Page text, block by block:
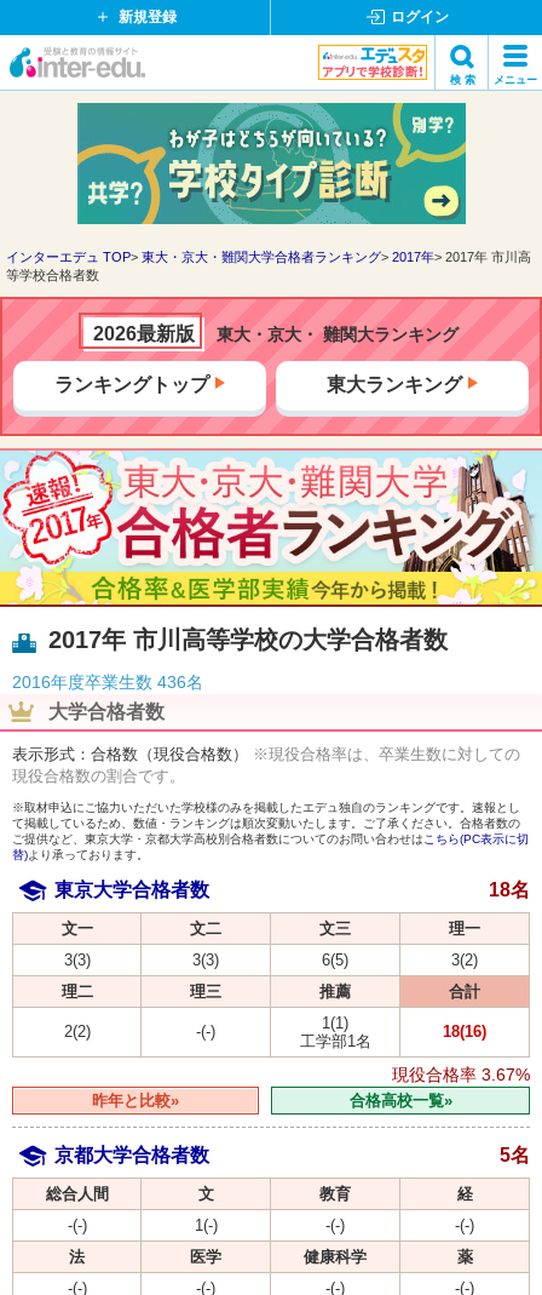
新規登録 ログイン
イ
ド
ッ
ト
検 索 メニュー
検索
インターエデュ TOP 東大・京大・難関大学合格者ランキング 2017年
2017年 市川高
等学校合格者数
2026最新版 東大・京大・ 難関大ランキング
ランキングトップ 東大ランキング
2017年 市川高等学校の大学合格者数
2016年度卒業生数 436名
大学合格者数
表示形式：合格数（現役合格数）
※現役合格率は、卒業生数に対しての
現役合格数の割合です。
※取材申込にご協力いただいた学校様のみを掲載したエデュ独自のランキングです。速報とし
て掲載しているため、数値・ランキングは順次変動いたします。ご了承ください。合格者数の
ご提供など、東京大学・京都大学高校別合格者数についてのお問い合わせは こちら(PC表示に切
替)より承っております。
東京大学合格者数 18名
文一 文二 文三
理一
3(3)
3(3) 6(5)
3(2)
理二
理三 推薦 合計
2(2) -(-)
1(1)
工学部1名
18(16)
現役合格率 3.67%
昨年と比較» 合格高校一覧»
京都大学合格者数 5名
総合人間 文 教育
経
-(-)
1(-) -(-)
-(-)
法
医学 健康科学
薬
-(-)
-(-) -(-)
-(-)